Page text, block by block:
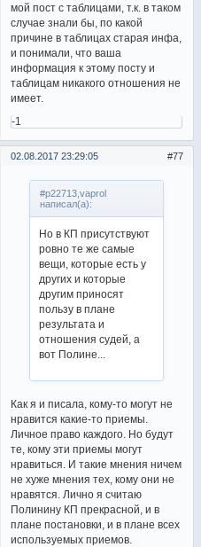
мой пост с таблицами, т.к. в таком
случае знали бы, по какой
причине в таблицах старая инфа,
и понимали, что ваша
информация к этому посту и
таблицам никакого отношения не
имеет.
-1
77
02.08.2017 23:29:05
#p22713,vaprol
написал(а):
Но в КП присутствуют
ровно те же самые
вещи, которые есть у
других и которые
другим приносят
пользу в плане
результата и
отношения судей, а
вот Полине...
Как я и писала, кому-то могут не
нравится какие-то приемы.
Личное право каждого. Но будут
те, кому эти приемы могут
нравиться. И такие мнения ничем
не хуже мнения тех, кому они не
нравятся. Лично я считаю
Полинину КП прекрасной, и в
плане постановки, и в плане всех
используемых приемов.